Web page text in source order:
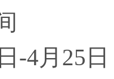
-4月25日